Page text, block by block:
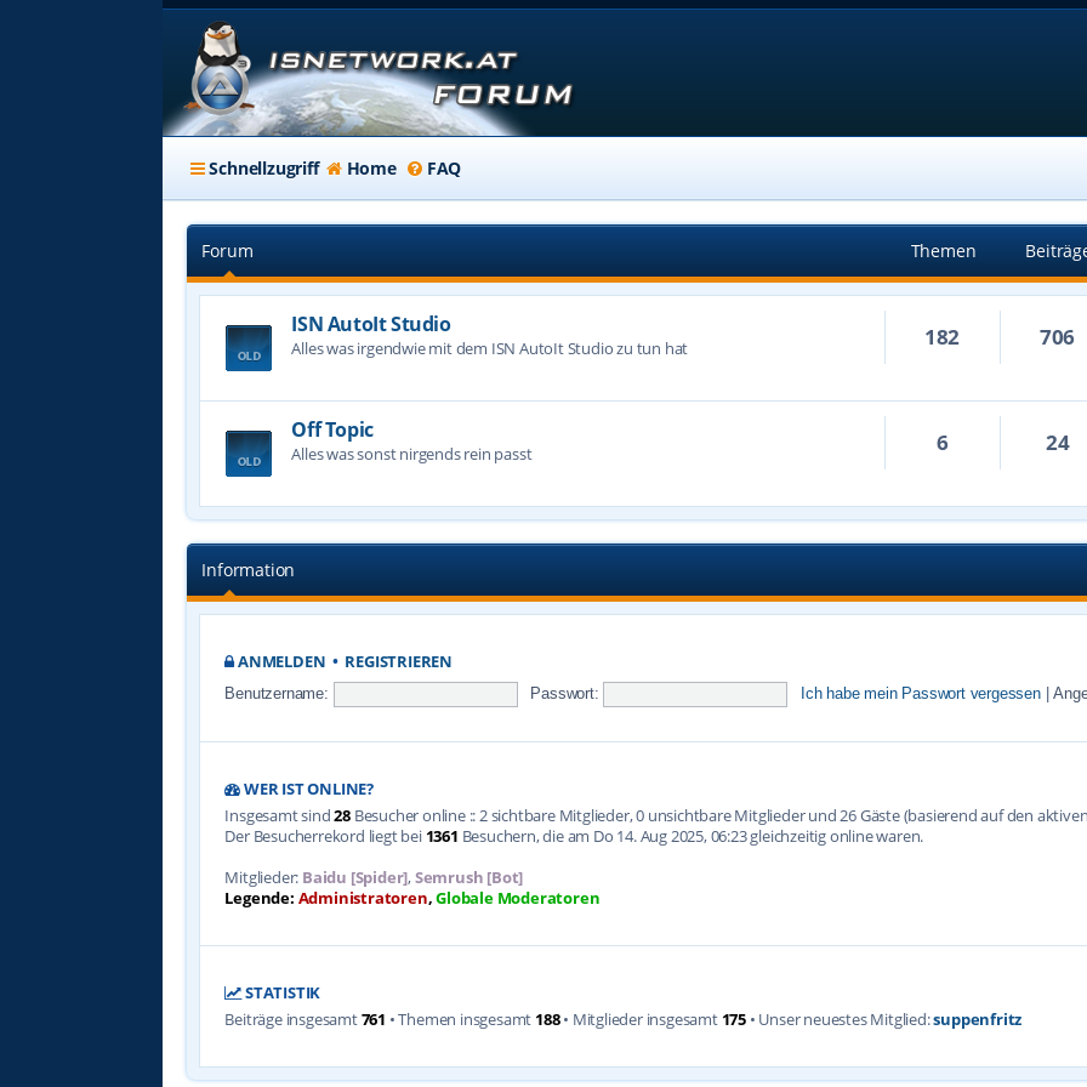
Schnellzugriff Home FAQ
Forum Themen
ISN AutoIt Studio
Alles was irgendwie mit dem ISN AutoIt Studio zu tun hat 182 706
Off Topic
Alles was sonst nirgends rein passt 6 24
Information
ANMELDEN • REGISTRIEREN
Benutzername: Passwort: Ich habe mein Passwort vergessen
WER IST ONLINE?
Insgesamt sind28 Besucher online :: 2 sichtbare Mitglieder, 0 unsichtbare Mitglieder und 26 Gäste (basierend auf den
Der Besucherrekord liegt bei 1361 Besuchern, die am Do 14. Aug 2025, 06:23 gleichzeitig online waren.
Mitglieder: Baidu [Spider],Semrush [Bot]
Legende: Administratoren,Globale Moderatoren
STATISTIK
Beiträge insgesamt761 • Themen insgesamt 188• Mitglieder insgesamt 175 • Unser neuestes Mitglied:suppenfritz